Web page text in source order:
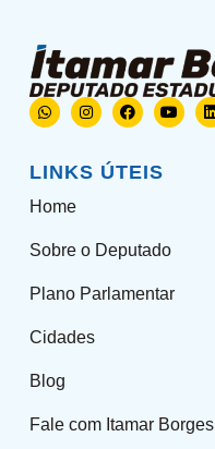
LINKS ÚTEIS
Home
Sobre o Deputado
Plano Parlamentar
Cidades
Blog
Fale com Itamar Borges